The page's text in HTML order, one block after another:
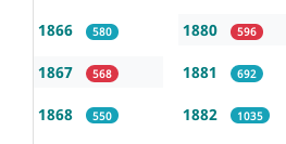
1866 580
1867 568
1868 550
1880 596
1881 692
1882 1035